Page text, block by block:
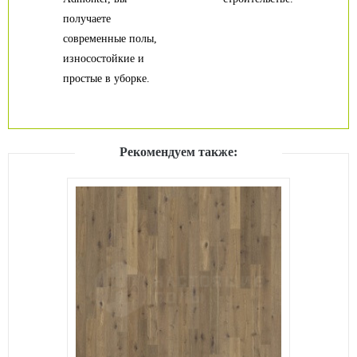
получаете
современные полы,
износостойкие и
простые в уборке.
Рекомендуем также: